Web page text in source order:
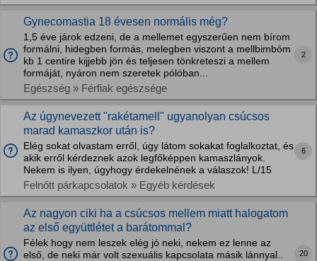
Gynecomastia 18 évesen normális még?
1,5 éve járok edzeni, de a mellemet egyszerűen nem bírom
formálni, hidegben formás, melegben viszont a mellbimbóm
kb 1 centire kijjebb jön és teljesen tönkreteszi a mellem
formáját, nyáron nem szeretek pólóban...
Egészség » Férfiak egészsége
2
Az úgynevezett "rakétamell" ugyanolyan csúcsos
marad kamaszkor után is?
Elég sokat olvastam erről, úgy látom sokakat foglalkoztat, és
akik erről kérdeznek azok legfőképpen kamaszlányok.
Nekem is ilyen, úgyhogy érdekelnének a válaszok! L/15
Felnőtt párkapcsolatok » Egyéb kérdések
6
Az nagyon ciki ha a csúcsos mellem miatt halogatom
az első együttlétet a barátommal?
Félek hogy nem leszek elég jó neki, nekem ez lenne az
első, de neki már volt szexuális kapcsolata másik lánnyal..
20